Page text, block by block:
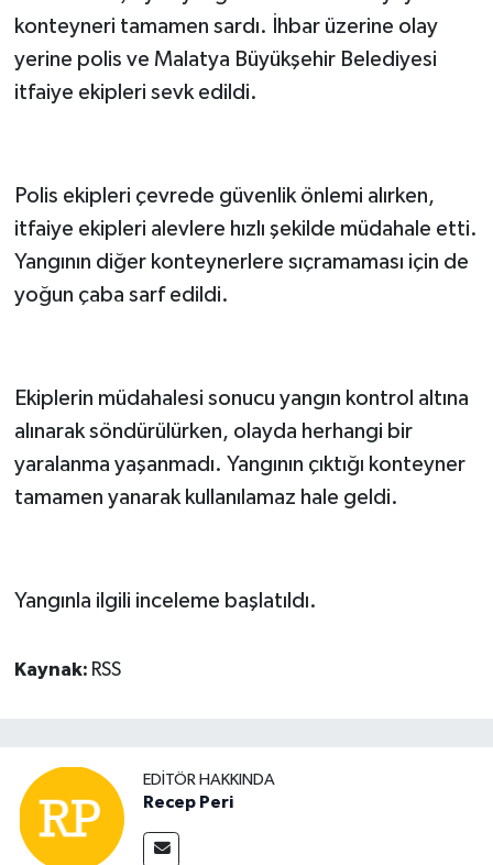
konteyneri tamamen sardı. İhbar üzerine olay
yerine polis ve Malatya Büyükşehir Belediyesi
itfaiye ekipleri sevk edildi.
Polis ekipleri çevrede güvenlik önlemi alırken,
itfaiye ekipleri alevlere hızlı şekilde müdahale etti.
Yangının diğer konteynerlere sıçramaması için de
yoğun çaba sarf edildi.
Ekiplerin müdahalesi sonucu yangın kontrol altına
alınarak söndürülürken, olayda herhangi bir
yaralanma yaşanmadı. Yangının çıktığı konteyner
tamamen yanarak kullanılamaz hale geldi.
Yangınla ilgili inceleme başlatıldı.
Kaynak: RSS
EDITÖR HAKKINDA
Recep Peri